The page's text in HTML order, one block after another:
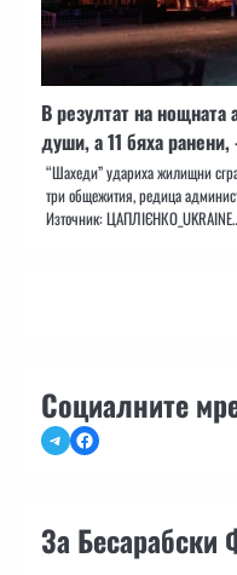
В резултат на нощната
души, а 11 бяха
“Шахеди” удариха жилищни
три общежития, редица
Източник:
Социалните
TelegramFacebook
За Бесарабски